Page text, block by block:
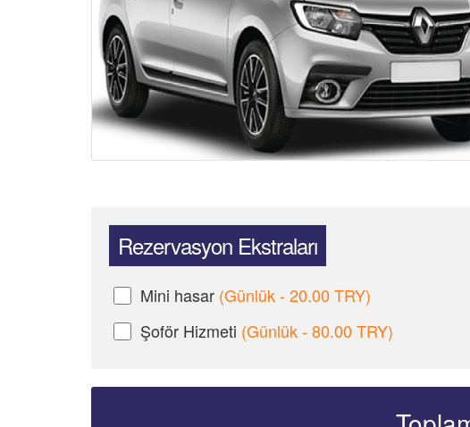
Rezervasyon Ekstraları
Mini hasar (Günlük - 20.00 TRY)
Şoför Hizmeti (Günlük - 80.00 TRY)